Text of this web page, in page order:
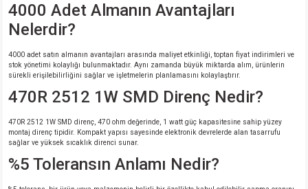
4000 Adet Almanın Avantajları
Nelerdir?
4000 adet satın almanın avantajları arasında maliyet etkinliği, toptan fiyat indirimleri ve
stok yönetimi kolaylığı bulunmaktadır. Aynı zamanda büyük miktarda alım, ürünlerin
sürekli erişilebilirliğini sağlar ve işletmelerin planlamasını kolaylaştırır.
470R 2512 1W SMD Direnç Nedir?
470R 2512 1W SMD direnç, 470 ohm değerinde, 1 watt güç kapasitesine sahip yüzey
montaj direnç tipidir. Kompakt yapısı sayesinde elektronik devrelerde alan tasarrufu
sağlar ve yüksek sıcaklık direnci sunar.
%5 Toleransın Anlamı Nedir?